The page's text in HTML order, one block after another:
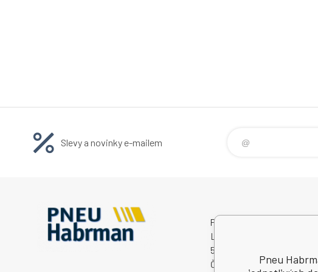
Slevy a novinky e-mailem
Pneu Habrman s.r.o.
Lhotka 229
560 03 Česká Třebová
Česká Republika
Pneu